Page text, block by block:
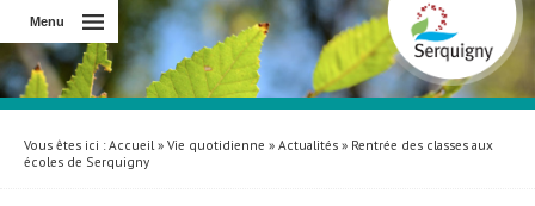
Menu
Vous êtes ici :Accueil» Vie quotidienne » Actualités » Rentrée des classes aux
écoles de Serquigny